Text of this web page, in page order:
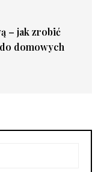
– jak zrobić
domowych